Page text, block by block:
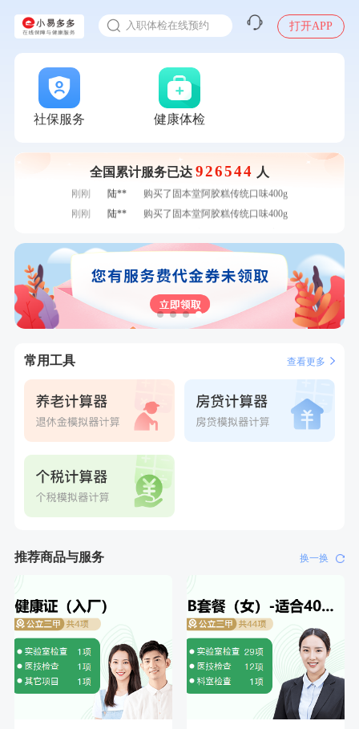
入职体检在线预约
打开APP
社保服务 健康体检
全国累计服务已达 926544 人
7分钟前
刘**
成功预约了入职体检套餐
刚刚
陆** 购买了固本堂阿胶糕传统口味400g
刚刚 陆** 购买了固本堂阿胶糕传统口味400g
盒
刚刚 李**
购买了七年五季黑咖啡速溶低脂无添加蔗糖美式咖啡粉24g*2
1分钟前 江**
成功预约了标准套餐（男）
2分钟前
购买了宁安堡新疆无核红枣干150g*2
2分钟前
袁**
购买了美的体重秤 MO-CW5 白色
4分钟前
6分钟前
侯**
购买了汤臣倍健水飞蓟葛根丹参片（护肝片）1.02g*120片
7分钟前
王**
成功预约了企业招工体检套餐
刚刚
购买了固本堂阿胶糕传统口味400g
刚刚
陆** 购买了固本堂阿胶糕传统口味400g
常用工具 查看更多
推荐商品与服务 换一换